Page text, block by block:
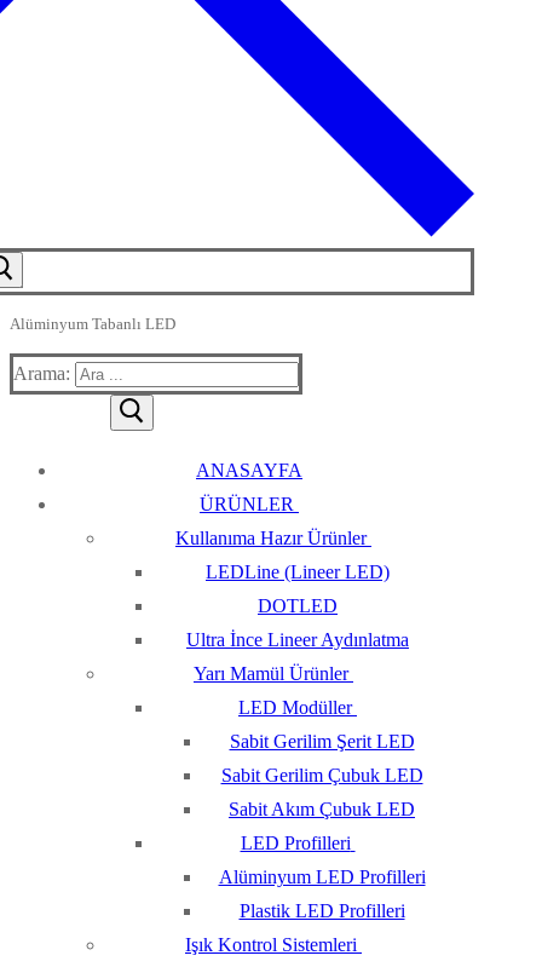
Alüminyum Tabanlı LED
Arama:
ANASAYFA
ÜRÜNLER
Kullanıma Hazır Ürünler
LEDLine (Lineer LED)
DOTLED
Ultra İnce Lineer Aydınlatma
Yarı Mamül Ürünler
LED Modüller
Sabit Gerilim Şerit LED
Sabit Gerilim Çubuk LED
Sabit Akım Çubuk LED
LED Profilleri
Alüminyum LED Profilleri
Plastik LED Profilleri
Işık Kontrol Sistemleri